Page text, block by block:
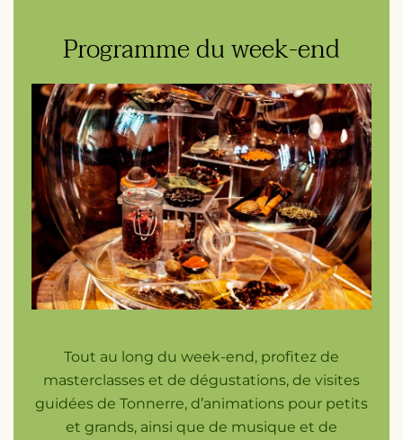
Programme du week-end
Tout au long du week-end, profitez de
masterclasses et de dégustations, de visites
guidées de Tonnerre, d’animations pour petits
et grands, ainsi que de musique et de